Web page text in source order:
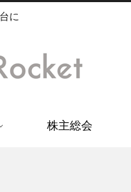
に
株主総会